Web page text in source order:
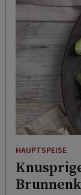
HAUPTSPEISE